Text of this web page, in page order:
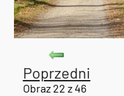
Poprzedni
Obraz 22 z 46